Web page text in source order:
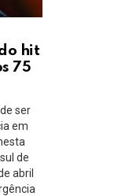
hit
75
ser
em
de
abril